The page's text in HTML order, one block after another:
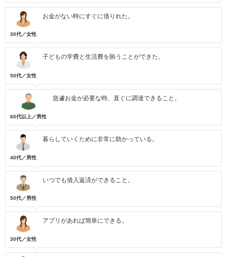
30代／女性
お金がない時にすぐに借りれた。
50代／女性
子どもの学費と生活費を賄うことができた。
60代以上／男性
急遽お金が必要な時、直ぐに調達できること。
40代／男性
暮らしていくために非常に助かっている。
50代／男性
いつでも借入返済ができること。
30代／女性
アプリがあれば簡単にできる。